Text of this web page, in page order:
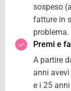
sospeso
fatture in
problema.
Premi e
A partire
anni
e i 25